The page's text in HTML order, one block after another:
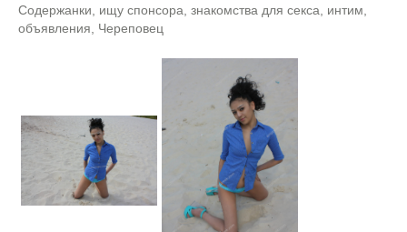
Содержанки, ищу спонсора, знакомства для секса, интим,
объявления, Череповец